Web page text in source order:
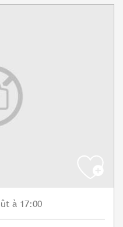
à 17:00